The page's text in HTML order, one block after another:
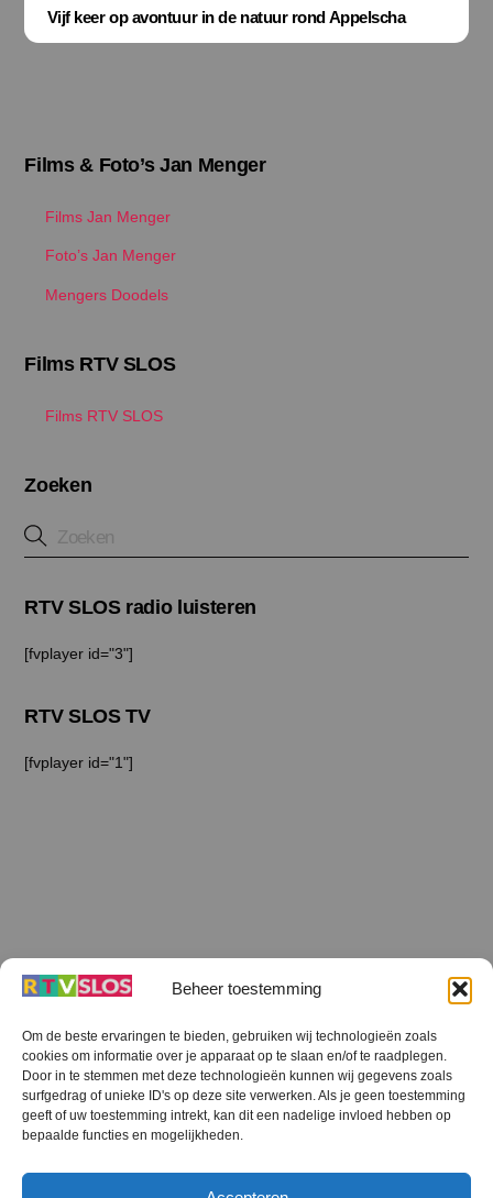
Beheer toestemming
Om de beste ervaringen te bieden, gebruiken wij technologieën zoals
cookies om informatie over je apparaat op te slaan en/of te raadplegen.
Door in te stemmen met deze technologieën kunnen wij gegevens zoals
surfgedrag of unieke ID's op deze site verwerken. Als je geen toestemming
geeft of uw toestemming intrekt, kan dit een nadelige invloed hebben op
bepaalde functies en mogelijkheden.
Vijf keer op avontuur in de natuur rond Appelscha
Films & Foto’s Jan Menger
Films Jan Menger
Foto’s Jan Menger
Mengers Doodels
Films RTV SLOS
Films RTV SLOS
Zoeken
RTV SLOS radio luisteren
[fvplayer id="3"]
RTV SLOS TV
[fvplayer id="1"]
Terug
naar
boven
RTV SLOS